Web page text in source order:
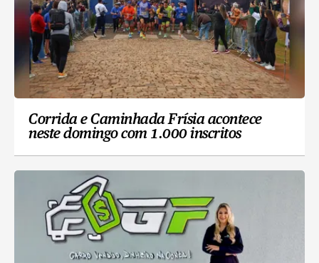
Corrida e Caminhada Frísia acontece
neste domingo com 1.000 inscritos